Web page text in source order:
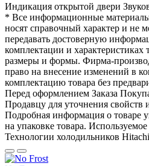
Индикация открытой двери
* Все информационные
носят справочный характер и не
передавать достоверную
комплектации и характеристиках
размеры и формы. Фирма-
право на внесение изменений в
комплектацию товара без
Перед оформлением Заказа
Продавцу для уточнения свойств
Подробная информация о товаре
на упаковке товара.
Технологии холодильников Hitachi